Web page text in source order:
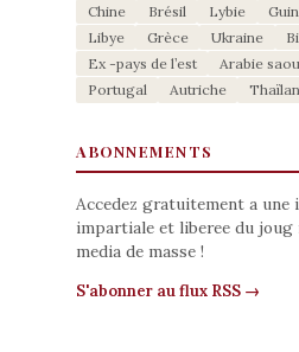
Chine
Brésil Lybie
Libye
Grèce Ukraine
Ex -pays de l’est
Arabie
Portugal
Autriche
ABONNEMENTS
Accedez gratuitement a une
impartiale et liberee du joug
media de masse !
S'abonner au flux RSS →